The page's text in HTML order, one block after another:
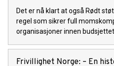
Det er nå klart at også Rødt
regel som sikrer full
organisasjoner innen
Frivillighet Norge: – En